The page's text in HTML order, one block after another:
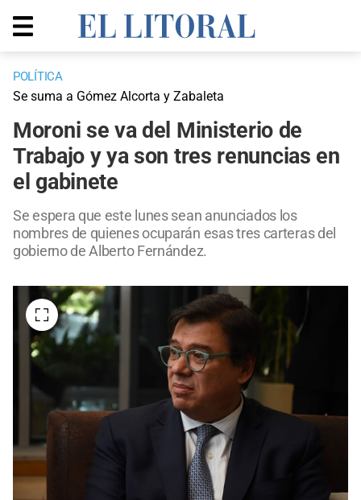
POLÍTICA
Se suma a Gómez Alcorta y Zabaleta
Moroni se va del Ministerio de
Trabajo y ya son tres renuncias en
el gabinete
Se espera que este lunes sean anunciados los
nombres de quienes ocuparán esas tres carteras del
gobierno de Alberto Fernández.